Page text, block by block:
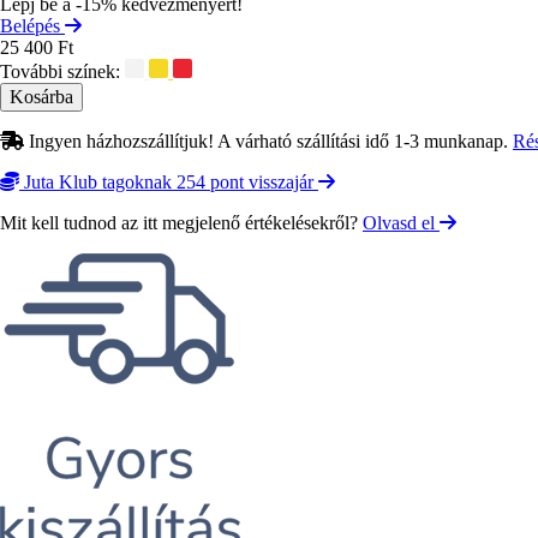
Belépés
25 400 Ft
További színek:
Ingyen házhozszállítjuk! A várható szállítási idő 1-3 munkanap.
Juta Klub tagoknak 254 pont visszajár
Mit kell tudnod az itt megjelenő értékelésekről? Olvasd el